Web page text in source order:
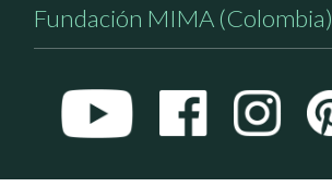
Fundación MIMA (Colombia)